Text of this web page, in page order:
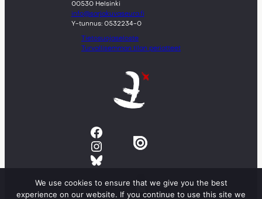
00530 Helsinki
info@sarjakuvaseura.fi
Y-tunnus: 0532234-0
Tietosuojaseloste
Turvallisemman tilan periatteet
Facebook
Instagram
Bluesky
We use cookies to ensure that we give you the best
experience on our website. If you continue to use this site we